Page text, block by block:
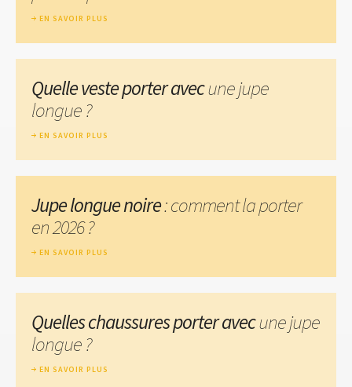
EN SAVOIR PLUS
Quelle veste porter avecune jupe
longue ?
EN SAVOIR PLUS
Jupe longue noire: comment la porter
en 2026 ?
EN SAVOIR PLUS
Quelles chaussures porter avecune jupe
longue ?
EN SAVOIR PLUS